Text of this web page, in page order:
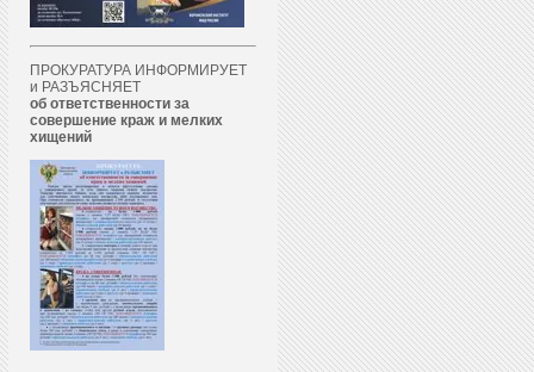
ПРОКУРАТУРА ИНФОРМИРУЕТ
и РАЗЪЯСНЯЕТ
об ответственности за
совершение краж и мелких
хищений